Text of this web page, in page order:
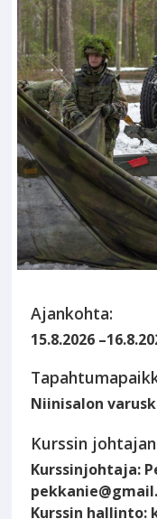
Ajankohta:
15.8.2026 –
Niinisalon
Kurssin
Kurssinjohtaja:
Kurssin hallinto: